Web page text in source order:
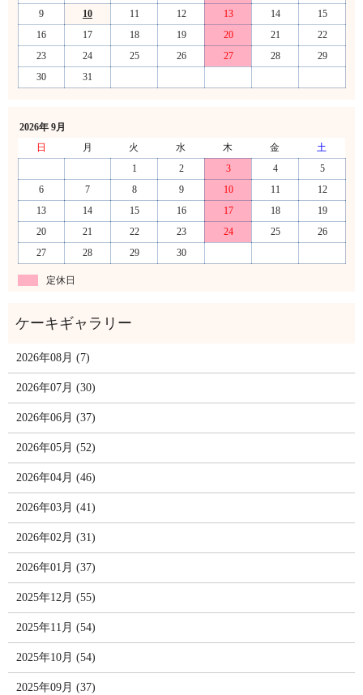
9
10 11 12 13 14
15
16
17 18 19 20 21
22
23
24 25 26 27 28
29
30
31
2026年 9月
日
月 火 水 木 金
土
1
2 3 4
5
6
7 8 9 10 11
12
13
14 15 16 17 18
19
20
21 22 23 24 25
26
27
28 29 30
定休日
2026年08月 (7)
2026年07月 (30)
2026年06月 (37)
2026年05月 (52)
2026年04月 (46)
2026年03月 (41)
2026年02月 (31)
2026年01月 (37)
2025年12月 (55)
2025年11月 (54)
2025年10月 (54)
2025年09月 (37)